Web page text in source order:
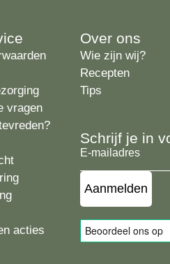
vragen
acties
Over ons
Wie zijn wij?
Recepten
Tips
Schrijf je in
E-
mailadres